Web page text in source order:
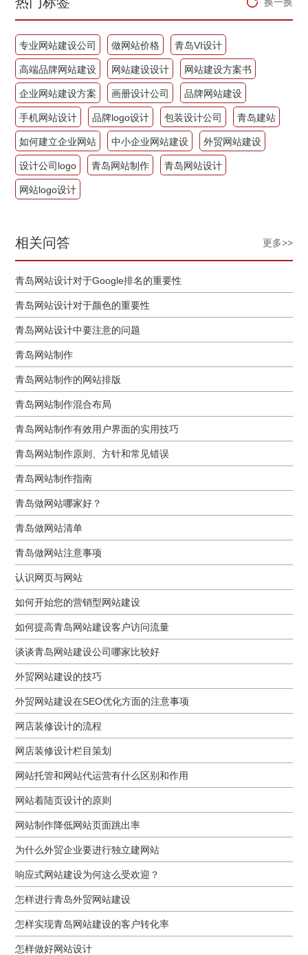
专业网站建设公司 做网站价格 青岛VI设计
高端品牌网站建设 网站建设设计 网站建设方案书
企业网站建设方案 画册设计公司 品牌网站建设
手机网站设计 品牌logo设计 包装设计公司 青岛建站
如何建立企业网站 中小企业网站建设 外贸网站建设
设计公司logo 青岛网站制作 青岛网站设计
网站logo设计
相关问答 更多>>
青岛网站设计对于Google排名的重要性
青岛网站设计对于颜色的重要性
青岛网站设计中要注意的问题
青岛网站制作
青岛网站制作的网站排版
青岛网站制作混合布局
青岛网站制作有效用户界面的实用技巧
青岛网站制作原则、方针和常见错误
青岛网站制作指南
青岛做网站哪家好？
青岛做网站清单
青岛做网站注意事项
认识网页与网站
如何开始您的营销型网站建设
如何提高青岛网站建设客户访问流量
谈谈青岛网站建设公司哪家比较好
外贸网站建设的技巧
外贸网站建设在SEO优化方面的注意事项
网店装修设计的流程
网店装修设计栏目策划
网站托管和网站代运营有什么区别和作用
网站着陆页设计的原则
网站制作降低网站页面跳出率
为什么外贸企业要进行独立建网站
响应式网站建设为何这么受欢迎？
怎样进行青岛外贸网站建设
怎样实现青岛网站建设的客户转化率
怎样做好网站设计